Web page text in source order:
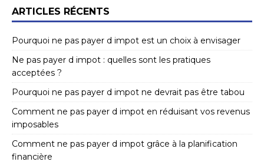
ARTICLES RÉCENTS
Pourquoi ne pas payer d impot est un choix à envisager
Ne pas payer d impot : quelles sont les pratiques
acceptées ?
Pourquoi ne pas payer d impot ne devrait pas être tabou
Comment ne pas payer d impot en réduisant vos revenus
imposables
Comment ne pas payer d impot grâce à la planification
financière